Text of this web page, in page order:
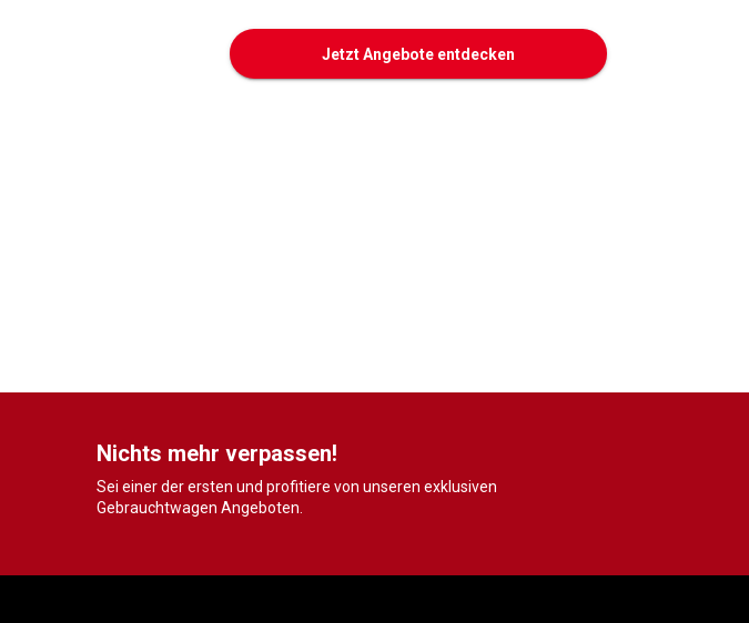
Jetzt Angebote entdecken
Nichts mehr verpassen!
Sei einer der ersten und profitiere von unseren exklusiven
Gebrauchtwagen Angeboten.